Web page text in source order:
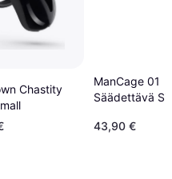
Chastity
ManCage 01
Säädettävä
43,90 €